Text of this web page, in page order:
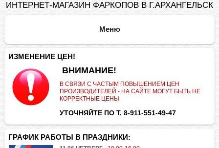
ИНТЕРНЕТ-МАГАЗИН ФАРКОПОВ В Г.АРХАНГЕЛЬСК
ИЗМЕНЕНИЕ ЦЕН!
ВНИМАНИЕ!
В СВЯЗИ С ЧАСТЫМ ПОВЫШЕНИЕМ ЦЕН
ПРОИЗВОДИТЕЛЕЙ - НА САЙТЕ МОГУТ БЫТЬ НЕ
КОРРЕКТНЫЕ ЦЕНЫ
УТОЧНЯЙТЕ ПО Т. 8-911-551-49-47
ГРАФИК РАБОТЫ В ПРАЗДНИКИ: